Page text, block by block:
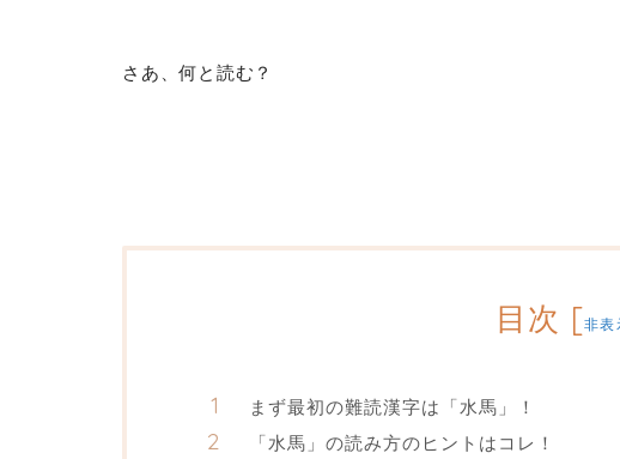
さあ、何と読む？
目次 [非表
まず最初の難読漢字は「水馬」！
「水馬」の読み方のヒントはコレ！